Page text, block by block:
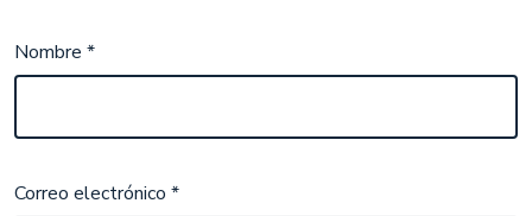
Nombre*
Correo electrónico*